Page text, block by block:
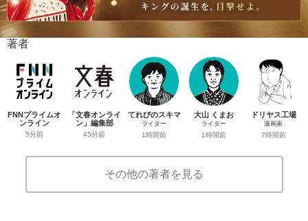
著者
FNNプライムオ
ンライン
5分前
「文春オンライ
ン」編集部
45分前
てれびのスキマ
ライター
1時間前
大山 くまお
ライター
1時間前
ドリヤス工場
漫画家
7時間前
その他の著者を見る